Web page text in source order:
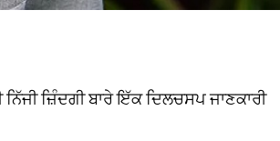
ਜ਼ਿੰਦਗੀ ਬਾਰੇ ਇੱਕ ਦਿਲਚਸਪ ਜਾਣਕਾਰੀ